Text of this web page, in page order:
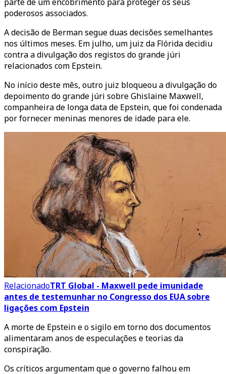
poderosos associados.
A decisão de Berman segue duas decisões semelhantes
nos últimos meses. Em julho, um juiz da Flórida decidiu
contra a divulgação dos registos do grande júri
relacionados com Epstein.
No início deste mês, outro juiz bloqueou a divulgação do
depoimento do grande júri sobre Ghislaine Maxwell,
companheira de longa data de Epstein, que foi condenada
por fornecer meninas menores de idade para ele.
RelacionadoTRT Global - Maxwell pede imunidade
antes de testemunhar no Congresso dos EUA sobre
ligações com Epstein
A morte de Epstein e o sigilo em torno dos documentos
alimentaram anos de especulações e teorias da
conspiração.
Os críticos argumentam que o governo falhou em